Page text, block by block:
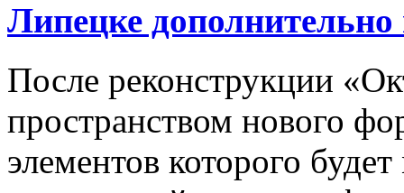
Липецке
После реконструкции
пространством нового
элементов которого